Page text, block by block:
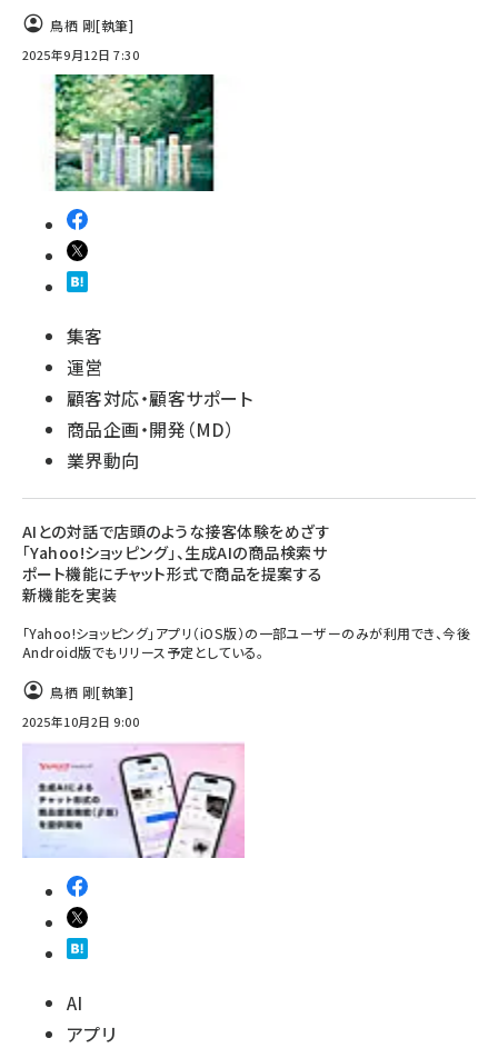
鳥栖 剛[執筆]
2025年9月12日 7:30
集客
運営
顧客対応・顧客サポート
商品企画・開発（MD）
業界動向
AIとの対話で店頭のような接客体験をめざす
「Yahoo!ショッピング」、生成AIの商品検索サ
ポート機能にチャット形式で商品を提案する
新機能を実装
「Yahoo!ショッピング」アプリ（iOS版）の一部ユーザーのみが利用でき、今後
Android版でもリリース予定としている。
鳥栖 剛[執筆]
2025年10月2日 9:00
AI
アプリ